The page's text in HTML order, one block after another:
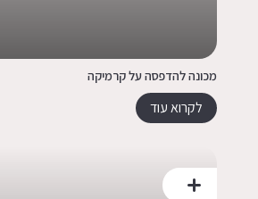
מכונה להדפסה על קרמיקה
לקרוא עוד